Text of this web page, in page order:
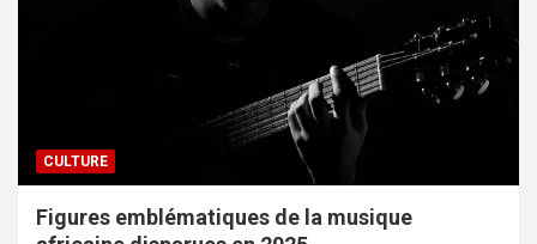
CULTURE
Figures emblématiques de la musique